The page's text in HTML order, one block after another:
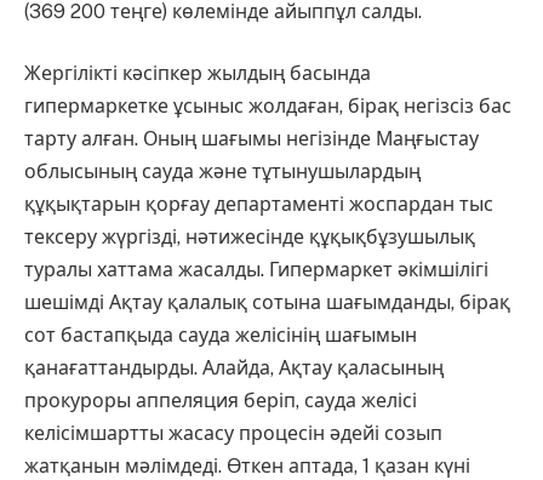
(369 200 теңге) көлемінде айыппұл салды.
Жергілікті кәсіпкер жылдың басында
гипермаркетке ұсыныс жолдаған, бірақ негізсіз бас
тарту алған. Оның шағымы негізінде Маңғыстау
облысының сауда және тұтынушылардың
құқықтарын қорғау департаменті жоспардан тыс
тексеру жүргізді, нәтижесінде құқықбұзушылық
туралы хаттама жасалды. Гипермаркет әкімшілігі
шешімді Ақтау қалалық сотына шағымданды, бірақ
сот бастапқыда сауда желісінің шағымын
қанағаттандырды. Алайда, Ақтау қаласының
прокуроры аппеляция беріп, сауда желісі
келісімшартты жасасу процесін әдейі созып
жатқанын мәлімдеді. Өткен аптада, 1 қазан күні